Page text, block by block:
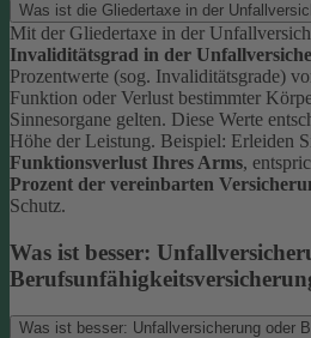
Was ist die Gliedertaxe in der
Mit der Gliedertaxe in der
Invaliditätsgrad in der
Prozentwerte (sog. Invaliditätsgrade)
Funktion oder Verlust bestimmter
Sinnesorgane gelten. Diese Werte
Höhe der Leistung. Beispiel: Erleiden
Funktionsverlust Ihres Arms,
Prozent der vereinbarten
Schutz.
Was ist besser:
Was ist besser: Unfallversicherung oder